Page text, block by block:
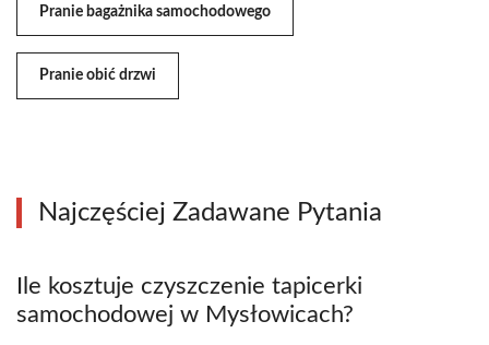
Pranie bagażnika samochodowego
Pranie obić drzwi
Najczęściej Zadawane Pytania
Ile kosztuje czyszczenie tapicerki
samochodowej w Mysłowicach?